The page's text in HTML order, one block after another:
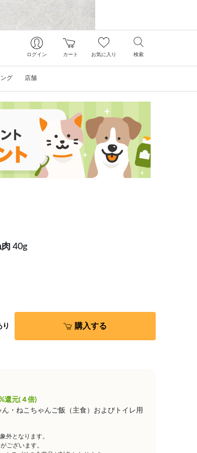
ログイン カート お気に入り 検索
グ 店舗
40g
り 購入する
還元(４倍)
・ねこちゃんご飯（主食）およびトイレ用
外となります。
ございます。